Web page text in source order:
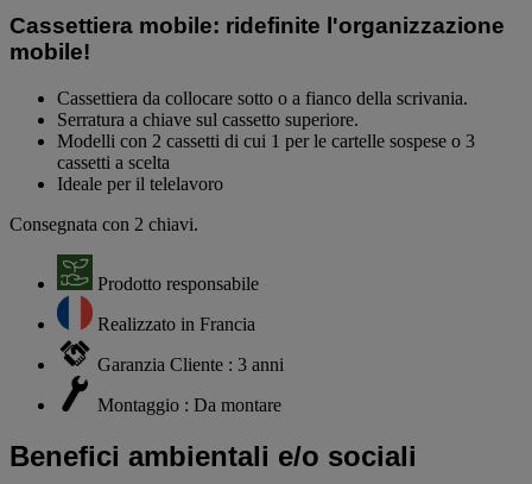
Cassettiera mobile: ridefinite l'organizzazione
mobile!
Cassettiera da collocare sotto o a fianco della scrivania.
Serratura a chiave sul cassetto superiore.
Modelli con 2 cassetti di cui 1 per le cartelle sospese o 3
cassetti a scelta
Ideale per il telelavoro
Consegnata con 2 chiavi.
Prodotto responsabile
Realizzato in Francia
Garanzia Cliente : 3 anni
Montaggio : Da montare
Benefici ambientali e/o sociali